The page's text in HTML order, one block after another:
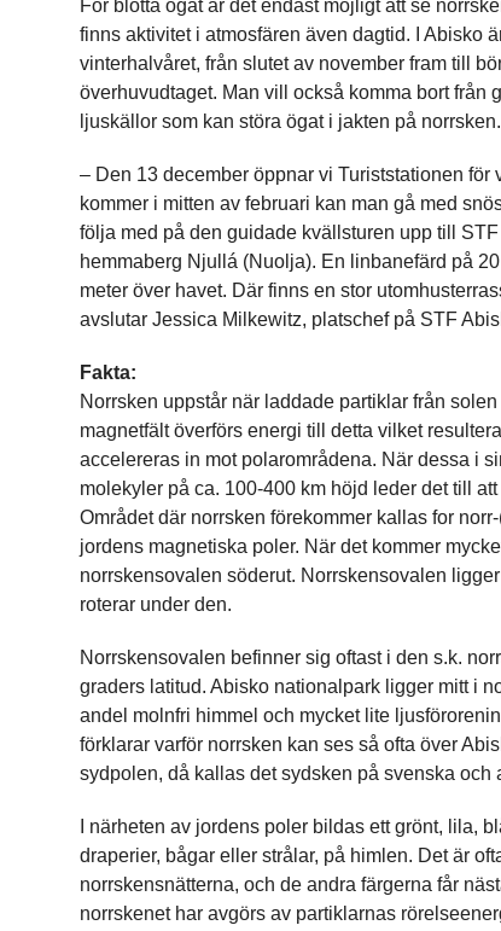
För blotta ögat är det endast möjligt att se
finns aktivitet i atmosfären även dagtid. I Abisko
vinterhalvåret, från slutet av november fram till
överhuvudtaget. Man vill också komma bort från
ljuskällor som kan störa ögat i jakten på norrsken.
– Den 13 december öppnar vi Turiststationen för
kommer i mitten av februari kan man gå med
följa med på den guidade kvällsturen upp till
hemmaberg Njullá (Nuolja). En linbanefärd på
meter över havet. Där finns en stor
avslutar Jessica Milkewitz, platschef på STF
Fakta:
Norrsken uppstår när laddade partiklar från
magnetfält överförs energi till detta vilket
accelereras in mot polarområdena. När dessa i
molekyler på ca. 100-400 km höjd leder det till
Området där norrsken förekommer kallas for
jordens magnetiska poler. När det kommer
norrskensovalen söderut. Norrskensovalen
roterar under den.
Norrskensovalen befinner sig oftast i den s.k.
graders latitud. Abisko nationalpark ligger mitt i
andel molnfri himmel och mycket lite
förklarar varför norrsken kan ses så ofta över
sydpolen, då kallas det sydsken på svenska och
I närheten av jordens poler bildas ett grönt, lila,
draperier, bågar eller strålar, på himlen. Det är
norrskensnätterna, och de andra färgerna får
norrskenet har avgörs av partiklarnas